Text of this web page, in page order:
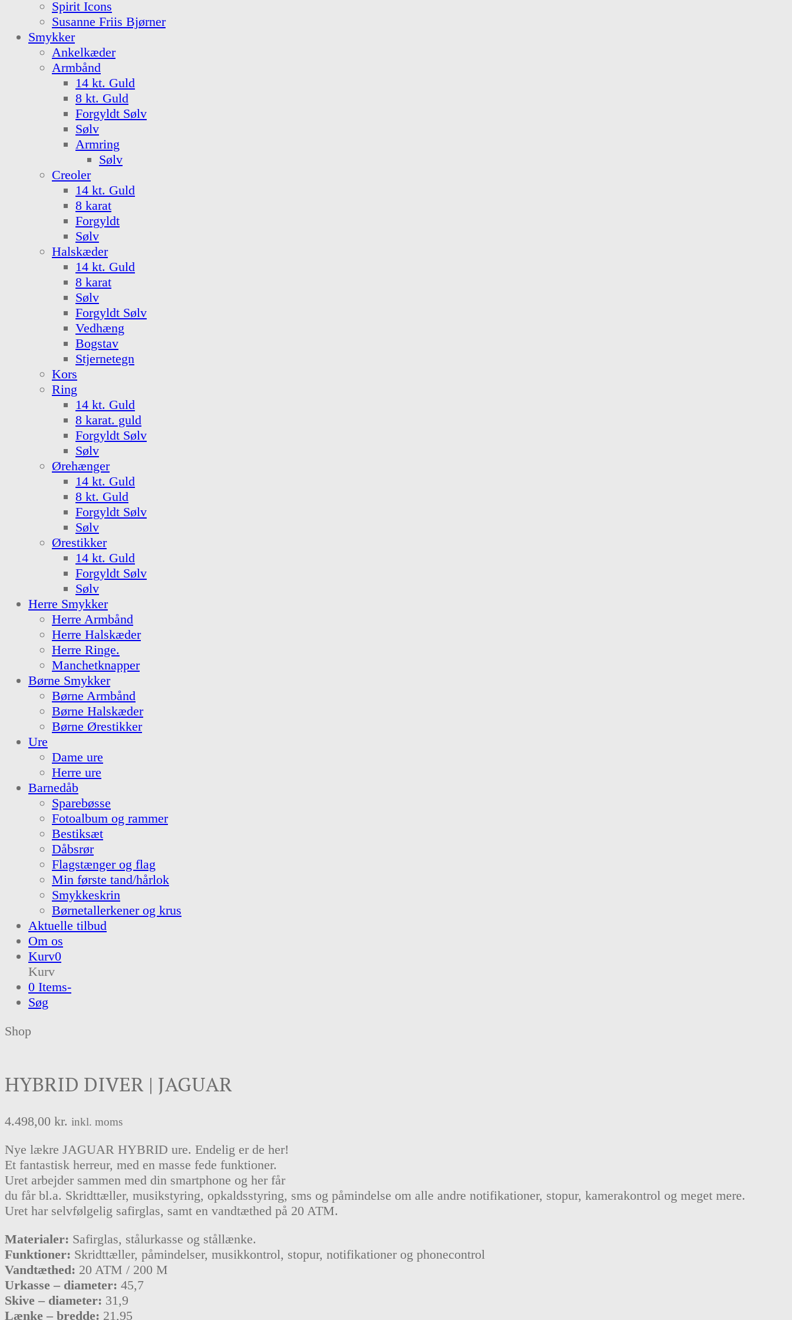
Spirit Icons
Susanne Friis Bjørner
Smykker
Ankelkæder
Armbånd
14 kt. Guld
8 kt. Guld
Forgyldt Sølv
Sølv
Armring
Sølv
Creoler
14 kt. Guld
8 karat
Forgyldt
Sølv
Halskæder
14 kt. Guld
8 karat
Sølv
Forgyldt Sølv
Vedhæng
Bogstav
Stjernetegn
Kors
Ring
14 kt. Guld
8 karat. guld
Forgyldt Sølv
Sølv
Ørehænger
14 kt. Guld
8 kt. Guld
Forgyldt Sølv
Sølv
Ørestikker
14 kt. Guld
Forgyldt Sølv
Sølv
Herre Smykker
Herre Armbånd
Herre Halskæder
Herre Ringe.
Manchetknapper
Børne Smykker
Børne Armbånd
Børne Halskæder
Børne Ørestikker
Ure
Dame ure
Herre ure
Barnedåb
Sparebøsse
Fotoalbum og rammer
Bestiksæt
Dåbsrør
Flagstænger og flag
Min første tand/hårlok
Smykkeskrin
Børnetallerkener og krus
Aktuelle tilbud
Om os
Kurv0
Kurv
0 Items-
Søg
Shop
HYBRID DIVER | JAGUAR
4.498,00 kr. inkl. moms
Nye lækre JAGUAR HYBRID ure. Endelig er de her!
Et fantastisk herreur, med en masse fede funktioner.
Uret arbejder sammen med din smartphone og her får
du får bl.a. Skridttæller, musikstyring, opkaldsstyring, sms og påmindelse om alle andre notifikationer, stopur, kamerakontrol og meget mere.
Uret har selvfølgelig safirglas, samt en vandtæthed på 20 ATM.
Materialer: Safirglas, stålurkasse og stållænke.
Funktioner: Skridttæller, påmindelser, musikkontrol, stopur, notifikationer og phonecontrol
Vandtæthed: 20 ATM / 200 M
Urkasse – diameter: 45,7
Skive – diameter: 31,9
Lænke – bredde: 21,95